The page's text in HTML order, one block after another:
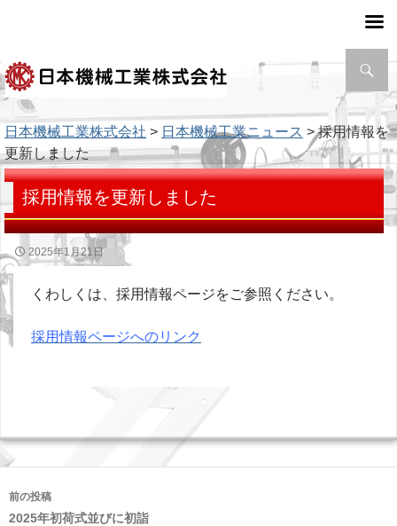
索
日本機械工業株式会社 > 日本機械工業ニュース > 採用情報を
更新しました
採用情報を更新しました
2025年1月21日
くわしくは、採用情報ページをご参照ください。
採用情報ページへのリンク
稿
前の投稿
2025年初荷式並びに初詣